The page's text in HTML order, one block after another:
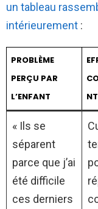
un tableau
intérieurement :
PROBLÈME
PERÇU PAR
L’ENFANT
NT
« Ils se
séparent
parce que j’ai
été difficile
ces derniers